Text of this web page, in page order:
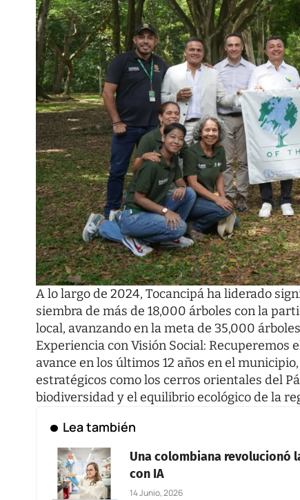
A lo largo de 2024, Tocancipá ha liderado
siembra de más de 18,000 árboles con la
local, avanzando en la meta de 35,000
Experiencia con Visión Social: Recuperemos
avance en los últimos 12 años en el
estratégicos como los cerros orientales del
biodiversidad y el equilibrio ecológico de la
Lea también
Una colombiana revolucionó
con IA
14 Junio, 2026